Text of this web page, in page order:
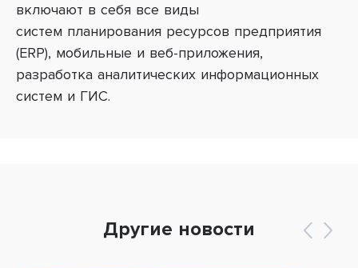
включают в себя все виды
систем планирования ресурсов предприятия
(ERP), мобильные и веб-приложения,
разработка аналитических информационных
систем и ГИС.
Другие новости